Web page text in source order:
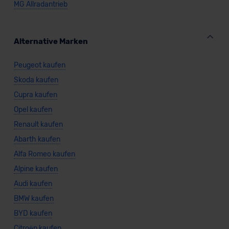
unserem Datenschutzbeauftragten unter
Datenschutzerklärung
MG Allradantrieb
Alternative Marken
Peugeot kaufen
Skoda kaufen
Cupra kaufen
Opel kaufen
Renault kaufen
Abarth kaufen
Alfa Romeo kaufen
Alpine kaufen
Audi kaufen
BMW kaufen
BYD kaufen